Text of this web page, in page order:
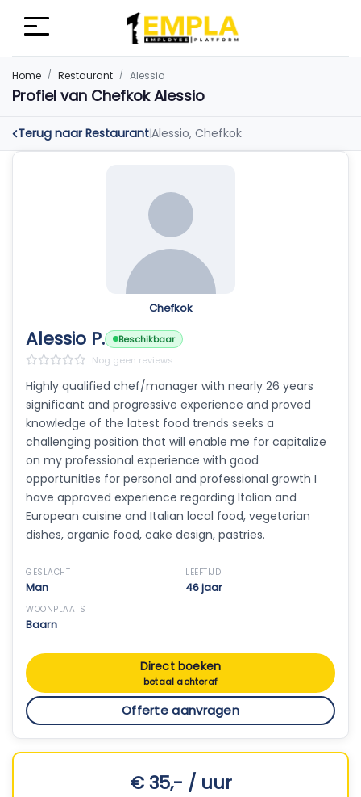
Home Restaurant Alessio
Profiel van Chefkok Alessio
Terug naar Restaurant|Alessio, Chefkok
Chefkok
Alessio P.
Beschikbaar
Nog geen reviews
Highly qualified chef/manager with nearly 26 years
significant and progressive experience and proved
knowledge of the latest food trends seeks a
challenging position that will enable me for capitalize
on my professional experience with good
opportunities for personal and professional growth I
have approved experience regarding Italian and
European cuisine and Italian local food, vegetarian
dishes, organic food, cake design, pastries.
GESLACHT
Man
LEEFTIJD
46 jaar
WOONPLAATS
Baarn
Direct boeken
betaal achteraf
Offerte aanvragen
€ 35,- / uur